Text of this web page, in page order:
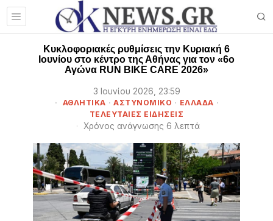
Kυκλοφοριακές ρυθμίσεις την Κυριακή 6
Ιουνίου στο κέντρο της Αθήνας για τον «6ο
Αγώνα RUN BIKE CARE 2026»
3 Ιουνίου 2026, 23:59
ΑΘΛΗΤΙΚΑ · ΑΣΤΥΝΟΜΙΚΟ · ΕΛΛΑΔΑ ·
ΤΕΛΕΥΤΑΙΕΣ ΕΙΔΗΣΕΙΣ
Χρόνος ανάγνωσης 6 λεπτά